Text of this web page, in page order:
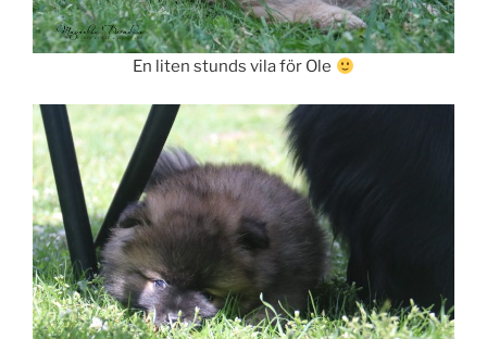
En liten stunds vila för Ole